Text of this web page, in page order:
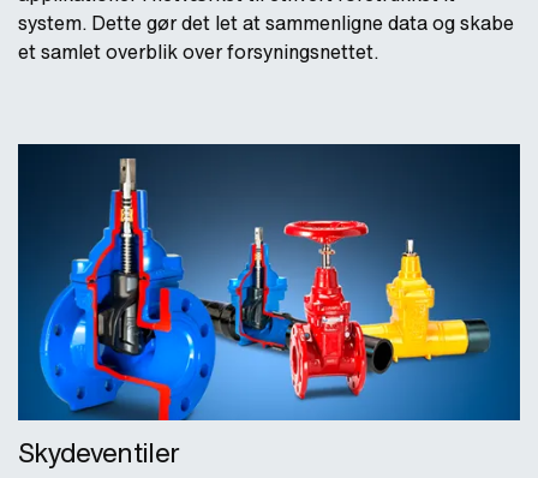
system. Dette gør det let at sammenligne data og skabe
et samlet overblik over forsyningsnettet.
Skydeventiler